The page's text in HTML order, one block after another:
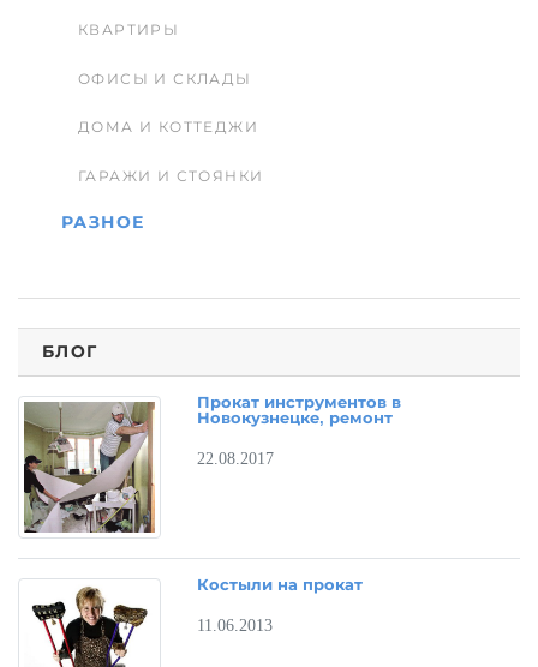
КВАРТИРЫ
ОФИСЫ И СКЛАДЫ
ДОМА И КОТТЕДЖИ
ГАРАЖИ И СТОЯНКИ
РАЗНОЕ
БЛОГ
Прокат инструментов в
Новокузнецке, ремонт
22.08.2017
Костыли на прокат
11.06.2013